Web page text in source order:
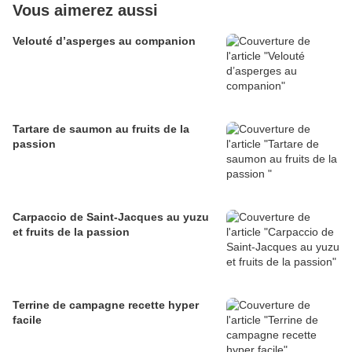
Vous aimerez aussi
Velouté d’asperges au companion
Tartare de saumon au fruits de la
passion
Carpaccio de Saint-Jacques au yuzu
et fruits de la passion
Terrine de campagne recette hyper
facile